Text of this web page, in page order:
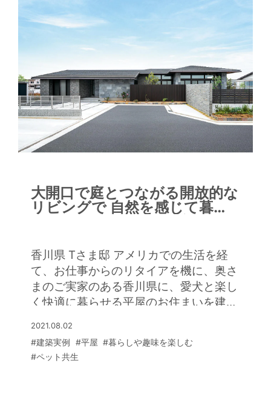
大開口で庭とつながる開放的な
リビングで 自然を感じて暮ら
香川県 Tさま邸 アメリカでの生活を経
て、お仕事からのリタイアを機に、奥さ
まのご実家のある香川県に、愛犬と楽し
く快適に暮らせる平屋のお住まいを建て
いたので、同じように伸びやかな暮らし
がしたいと思いました。二人暮らしなの
2021.08.02
#建築実例 #平屋 #暮らしや趣味を楽しむ
#ペット共生